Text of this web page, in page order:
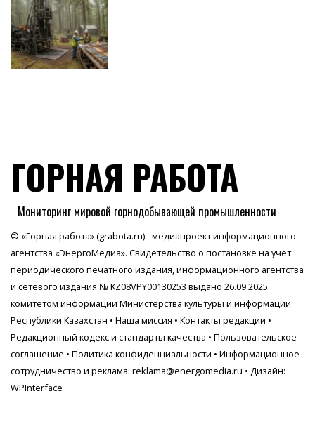
ГОРНАЯ РАБОТА
Мониторинг мировой горнодобывающей промышленности
© «Горная работа» (grabota.ru) - медиапроект информационного
агентства «ЭнергоМедиа». Свидетельство о постановке на учет
периодического печатного издания, информационного агентства
и сетевого издания № KZ08VPY00130253 выдано 26.09.2025
комитетом информации Министерства культуры и информации
Республики Казахстан • Наша миссия • Контакты редакции •
Редакционный кодекс и стандарты качества • Пользовательское
соглашение • Политика конфиденциальности • Информационное
сотрудничество и реклама: reklama@energomedia.ru • Дизайн:
WPInterface